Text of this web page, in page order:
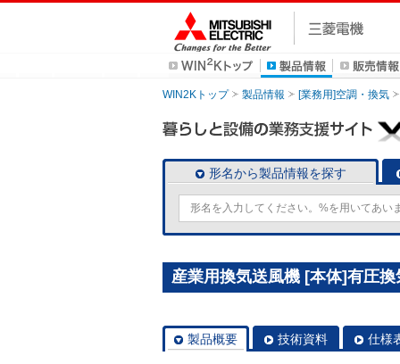
WIN2Kトップ 製品情報 [業務用]空調・換気
形名から製品情報を探す
産業用換気送風機 [本体]有圧
製品概要 技術資料 仕様